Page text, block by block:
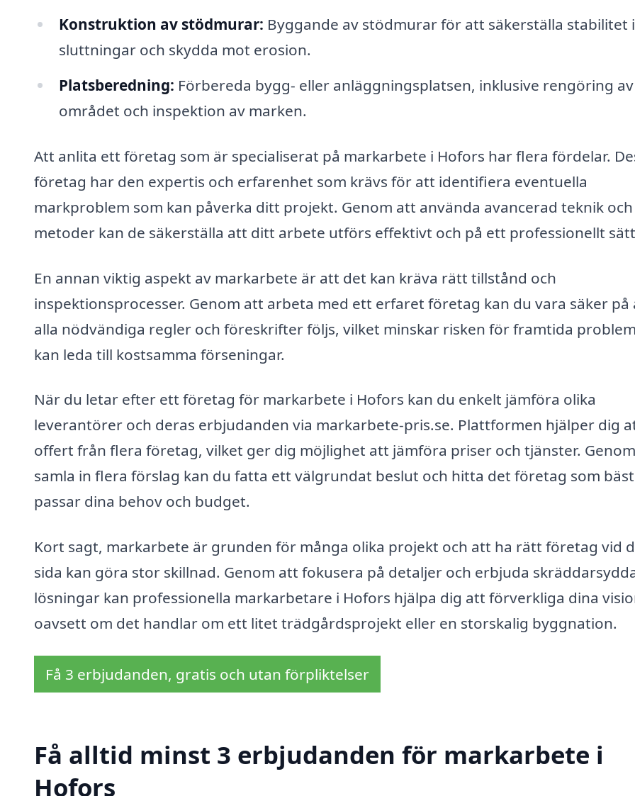
Konstruktion av stödmurar: Byggande av stödmurar för att säkerställa stabilitet i
sluttningar och skydda mot erosion.
Platsberedning: Förbereda bygg- eller anläggningsplatsen, inklusive rengöring av
området och inspektion av marken.
Att anlita ett företag som är specialiserat på markarbete i Hofors har flera fördelar.
företag har den expertis och erfarenhet som krävs för att identifiera eventuella
markproblem som kan påverka ditt projekt. Genom att använda avancerad teknik och
metoder kan de säkerställa att ditt arbete utförs effektivt och på ett professionellt
En annan viktig aspekt av markarbete är att det kan kräva rätt tillstånd och
inspektionsprocesser. Genom att arbeta med ett erfaret företag kan du vara säker på
alla nödvändiga regler och föreskrifter följs, vilket minskar risken för framtida
kan leda till kostsamma förseningar.
När du letar efter ett företag för markarbete i Hofors kan du enkelt jämföra olika
leverantörer och deras erbjudanden via markarbete-pris.se. Plattformen hjälper dig
offert från flera företag, vilket ger dig möjlighet att jämföra priser och tjänster.
samla in flera förslag kan du fatta ett välgrundat beslut och hitta det företag som bäst
passar dina behov och budget.
Kort sagt, markarbete är grunden för många olika projekt och att ha rätt företag vid
sida kan göra stor skillnad. Genom att fokusera på detaljer och erbjuda
lösningar kan professionella markarbetare i Hofors hjälpa dig att förverkliga dina
oavsett om det handlar om ett litet trädgårdsprojekt eller en storskalig byggnation.
Få 3 erbjudanden, gratis och utan förpliktelser
Få alltid minst 3 erbjudanden för markarbete i
Hofors